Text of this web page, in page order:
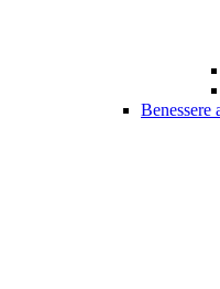
Benessere